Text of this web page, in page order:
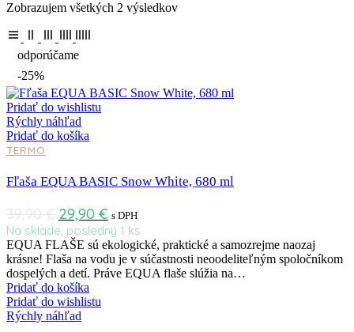
Zobrazujem všetkých 2 výsledkov
odporúčame
-25%
Pridať do wishlistu
Rýchly náhľad
Pridať do košíka
TERMO
Fľaša EQUA BASIC Snow White, 680 ml
29,90 € s DPH
Na sklade, posledný 1 ks
EQUA FLAŠE sú ekologické, praktické a samozrejme naozaj
krásne! Flaša na vodu je v súčastnosti neoodeliteľným spoločníkom
dospelých a detí. Práve EQUA flaše slúžia na…
Pridať do košíka
Pridať do wishlistu
Rýchly náhľad